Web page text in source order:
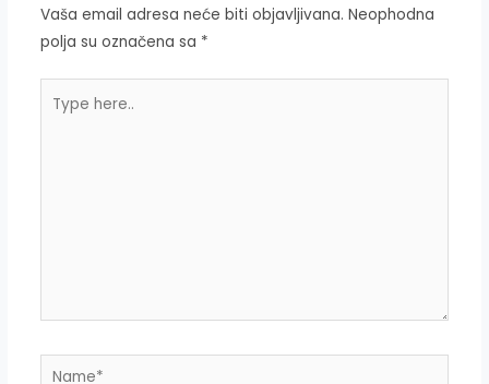
Vaša email adresa neće biti objavljivana. Neophodna
polja su označena sa *
here..
Name*